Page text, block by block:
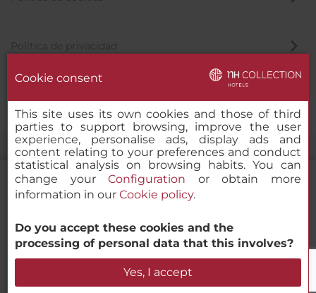
NH Collection Buenos Aires Crillon
Verificar disponibilidad
Política de privacidad
© 2000-2026 MINOR HOTELS EUROPE & AMERICAS Santa Engracia,
Cookie consent
This site uses its own cookies and those of third
parties to support browsing, improve the user
experience, personalise ads, display ads and
content relating to your preferences and conduct
statistical analysis on browsing habits. You can
change yourConfiguration or obtain more
information in our Cookie policy.
Do you accept these cookies and the
processing of personal data that this involves?
Yes, I accept